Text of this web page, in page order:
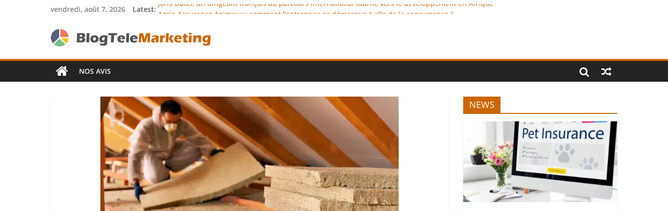
vendredi, août 7, 2026 Latest: Joris Dutel, un dirigeant français au parcours international tourné vers le développement en Afrique
JCA Academy : l’excellence au service de l’indépendance financière
Denis Bouclon : la diplomatie éducative comme moteur de coopération internationale
NOS AVIS
NEWS